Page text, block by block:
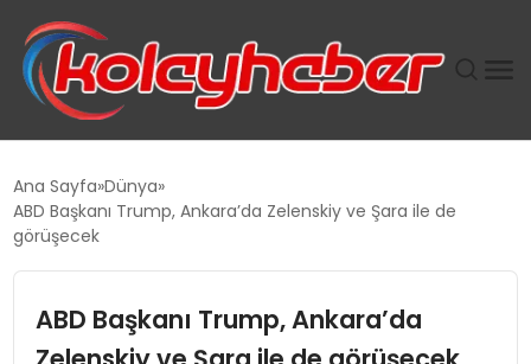
SUWEN’IN İSTIHDAM MODELI EKONOMIDE KADIN
TANYER YAPI ZEMIN MÜHENDISLIĞINDE HEDEF
BÜYÜTTÜ
Ana Sayfa Dünya
ABD Başkanı Trump, Ankara’da Zelenskiy ve Şara ile de
görüşecek
ABD Başkanı Trump, Ankara’da